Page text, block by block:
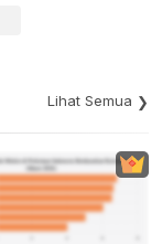
Lihat Semua